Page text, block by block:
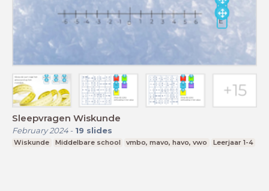
Sleepvragen Wiskunde
February 2024- 19 slides
Wiskunde Middelbare school vmbo, mavo, havo, vwo Leerjaar 1-4